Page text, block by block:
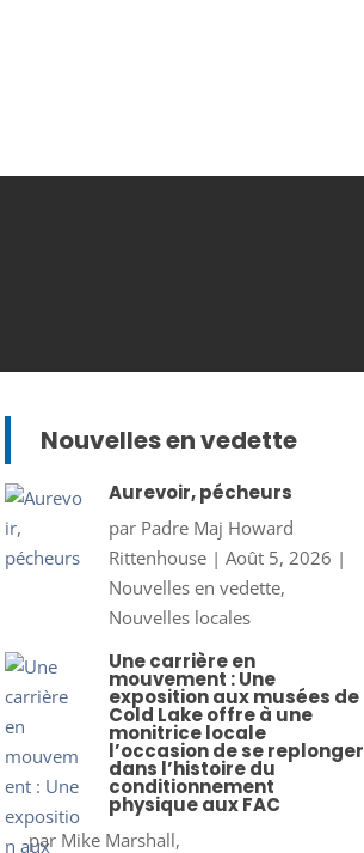
Nouvelles en vedette
Aurevoir, pécheurs
par Padre Maj Howard
Rittenhouse| Août 5, 2026 |
Nouvelles en vedette,
Nouvelles locales
Une carrière en
mouvement : Une
exposition aux musées de
Cold Lake offre à une
monitrice locale
l’occasion de se replonger
dans l’histoire du
conditionnement
physique aux FAC
par Mike Marshall,